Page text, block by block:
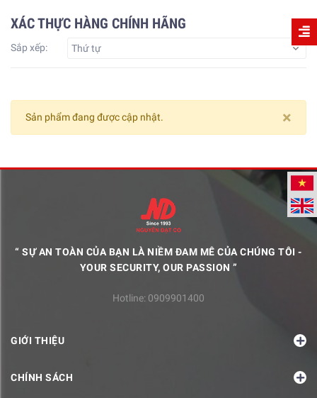
XÁC THỰC HÀNG CHÍNH HÃNG
Sắp xếp: Thứ tự
×
Sản phẩm đang được cập nhật.
“ SỰ AN TOÀN CỦA BẠN LÀ NIỀM ĐAM MÊ CỦA CHÚNG TÔI -
YOUR SECURITY, OUR PASSION ”
Hotline: 0909901400
GIỚI THIỆU
CHÍNH SÁCH